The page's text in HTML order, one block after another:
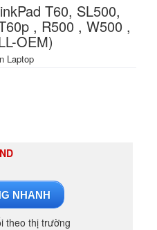
T60, SL500,
, R500 , W500 ,
OEM)
Laptop
NHANH
theo thị trường